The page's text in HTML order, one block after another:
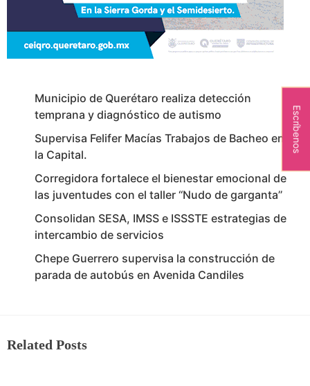
Municipio de Querétaro realiza detección
temprana y diagnóstico de autismo
Supervisa Felifer Macías Trabajos de Bacheo en
la Capital.
Corregidora fortalece el bienestar emocional de
las juventudes con el taller ‘‘Nudo de garganta’’
Consolidan SESA, IMSS e ISSSTE estrategias de
intercambio de servicios
Chepe Guerrero supervisa la construcción de
parada de autobús en Avenida Candiles
Related Posts
Escríbenos